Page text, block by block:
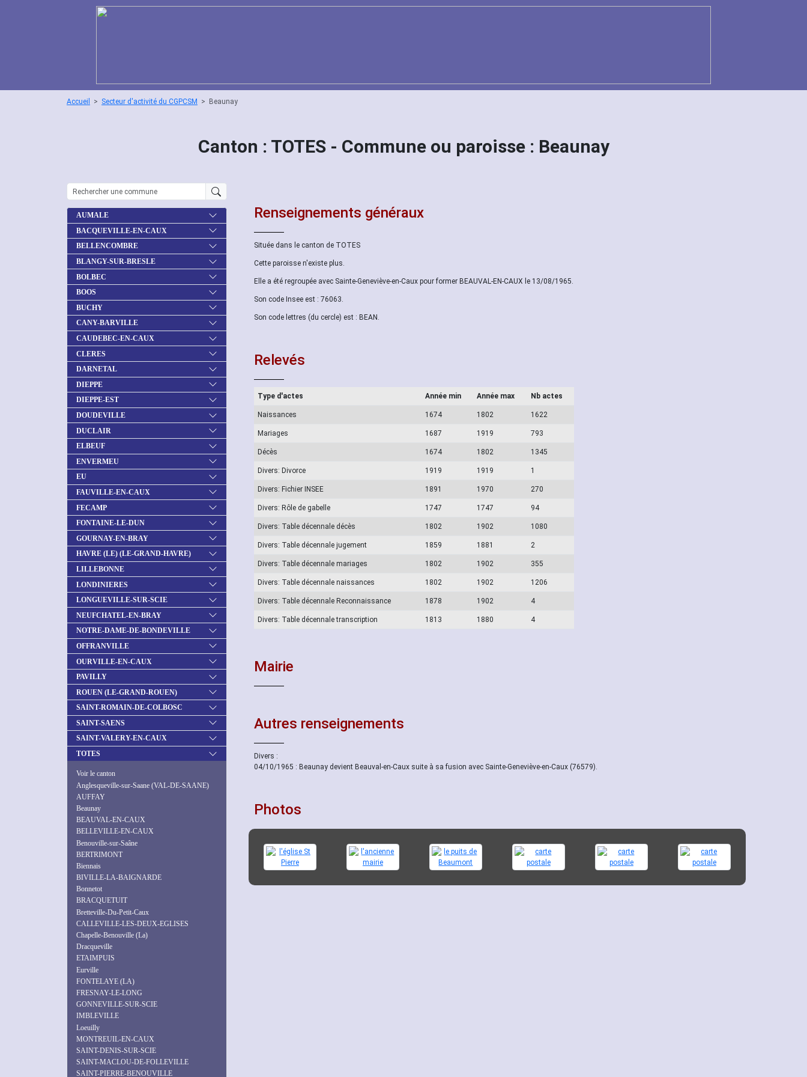
Accueil Secteur d'activité du CGPCSM Beaunay
Canton : TOTES - Commune ou paroisse : Beaunay
AUMALE
BACQUEVILLE-EN-CAUX
BELLENCOMBRE
BLANGY-SUR-BRESLE
BOLBEC
BOOS
BUCHY
CANY-BARVILLE
CAUDEBEC-EN-CAUX
CLERES
DARNETAL
DIEPPE
DIEPPE-EST
DOUDEVILLE
DUCLAIR
ELBEUF
ENVERMEU
EU
FAUVILLE-EN-CAUX
FECAMP
FONTAINE-LE-DUN
GOURNAY-EN-BRAY
HAVRE (LE) (LE-GRAND-HAVRE)
LILLEBONNE
LONDINIERES
LONGUEVILLE-SUR-SCIE
NEUFCHATEL-EN-BRAY
NOTRE-DAME-DE-BONDEVILLE
OFFRANVILLE
OURVILLE-EN-CAUX
PAVILLY
ROUEN (LE-GRAND-ROUEN)
SAINT-ROMAIN-DE-COLBOSC
SAINT-SAENS
SAINT-VALERY-EN-CAUX
TOTES
Voir le canton
Anglesqueville-sur-Saane (VAL-DE-SAANE)
AUFFAY
Beaunay
BEAUVAL-EN-CAUX
BELLEVILLE-EN-CAUX
Benouville-sur-Saâne
BERTRIMONT
Biennais
BIVILLE-LA-BAIGNARDE
Bonnetot
BRACQUETUIT
Bretteville-Du-Petit-Caux
CALLEVILLE-LES-DEUX-EGLISES
Chapelle-Benouville (La)
Dracqueville
ETAIMPUIS
Eurville
FONTELAYE (LA)
FRESNAY-LE-LONG
GONNEVILLE-SUR-SCIE
IMBLEVILLE
Loeuilly
MONTREUIL-EN-CAUX
SAINT-DENIS-SUR-SCIE
SAINT-MACLOU-DE-FOLLEVILLE
SAINT-PIERRE-BENOUVILLE
Renseignements généraux
Située dans le canton de TOTES
Cette paroisse n'existe plus.
Elle a été regroupée avec Sainte-Geneviève-en-Caux pour former BEAUVAL-EN-CAUX le 13/08/1965.
Son code Insee est : 76063.
Son code lettres (du cercle) est : BEAN.
Relevés
Type d'actes Année min Année max Nb actes
Naissances 1674 1802 1622
Mariages 1687 1919 793
Décès 1674 1802 1345
Divers: Divorce 1919 1919 1
Divers: Fichier INSEE 1891 1970 270
Divers: Rôle de gabelle 1747 1747 94
Divers: Table décennale décès 1802 1902 1080
Divers: Table décennale jugement 1859 1881 2
Divers: Table décennale mariages 1802 1902 355
Divers: Table décennale naissances 1802 1902 1206
Divers: Table décennale Reconnaissance 1878 1902 4
Divers: Table décennale transcription 1813 1880 4
Mairie
Autres renseignements
Divers :
04/10/1965 : Beaunay devient Beauval-en-Caux suite à sa fusion avec Sainte-Geneviève-en-Caux (76579).
Photos